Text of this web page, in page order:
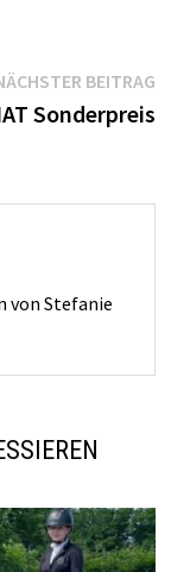
BEITRAG
Sonderpreis
von Stefanie